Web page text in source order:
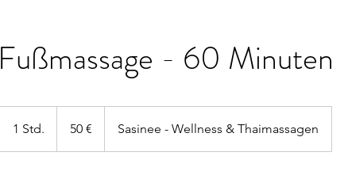
Fußmassage - 60 Minuten
1 Std.
S
50 € Sasinee - Wellness & Thaimassagen